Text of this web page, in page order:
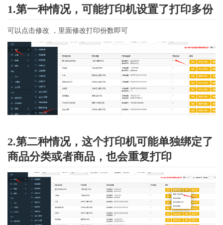
1.第一种情况，可能打印机设置了打印多份
可以点击修改 ，里面修改打印份数即可
2.第二种情况，这个打印机可能单独绑定了
商品分类或者商品，也会重复打印